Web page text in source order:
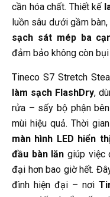
cần hóa chất. Thiết kế
luồn sâu dưới gầm
sạch sát mép ba
đảm bảo không còn
Tineco S7 Stretch
làm sạch FlashDry,
rửa – sấy bộ phận
mùi hiệu quả. Thời
màn hình LED hiển
đầu bàn lăn giúp việc
đại hơn bao giờ hết.
đình hiện đại – nơi